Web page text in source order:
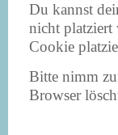
Du kannst
nicht platziert
Cookie
Bitte nimm
Browser